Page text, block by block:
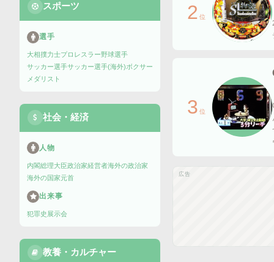
スポーツ
選手
大相撲力士プロレスラー野球選手
サッカー選手サッカー選手(海外)ボクサー
メダリスト
社会・経済
人物
内閣総理大臣政治家経営者海外の政治家
海外の国家元首
出来事
犯罪史 展示会
教養・カルチャー
2 位
3 位
広告